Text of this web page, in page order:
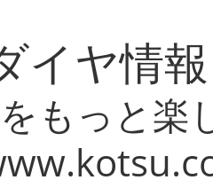
イヤ情
もっと楽